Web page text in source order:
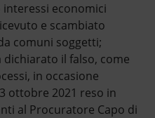
economici
e scambiato
comuni soggetti;
il falso, come
in occasione
ottobre 2021 reso in
al Procuratore Capo di